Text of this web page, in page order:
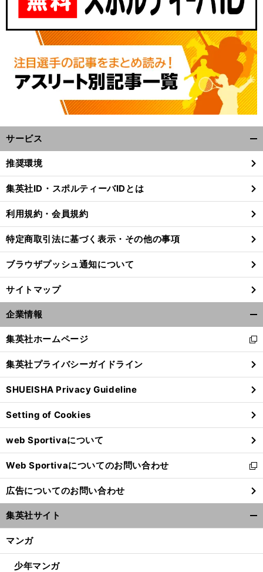
サービス
閉
る
推奨環境
集英社ID・スポルティーバIDとは
利用規約・会員規約
特定商取引法に基づく表示・その他の事項
ブラウザプッシュ通知について
サイトマップ
企業情報
閉
る
集英社ホームページ
新
し
い
ウ
ィ
ン
ド
ウ
で
開
く
集英社プライバシーガイドライン
SHUEISHA Privacy Guideline
Setting of Cookies
web Sportivaについて
Web Sportivaについてのお問い合わせ
新
し
い
ウ
ィ
ン
ウ
広告についてのお問い合わせ
集英社サイト
マンガ
少年マンガ